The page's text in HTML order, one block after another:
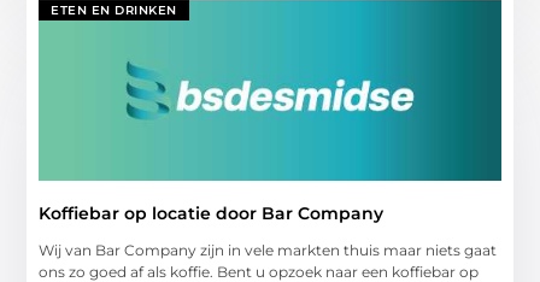
ETEN EN DRINKEN
Koffiebar op locatie door Bar Company
Wij van Bar Company zijn in vele markten thuis maar niets gaat
ons zo goed af als koffie. Bent u opzoek naar een koffiebar op